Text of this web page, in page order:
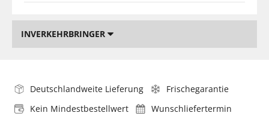
INVERKEHRBRINGER
Deutschlandweite Lieferung
Frischegarantie
Kein Mindestbestellwert
Wunschliefertermin